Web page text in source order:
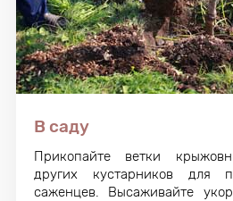
В саду
Прикопайте ветки
других кустарников для
саженцев. Высаживайте